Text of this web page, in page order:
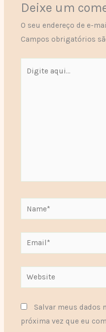
Deixe um
O seu endereço de e-
Campos obrigatórios
aqui...
Name*
Email*
Website
Salvar meus dados
próxima vez que eu